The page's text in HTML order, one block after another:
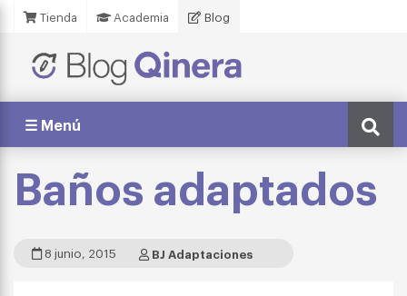
Tienda Academia Blog
☰ Menú
Baños adaptados
8 junio, 2015 BJ Adaptaciones